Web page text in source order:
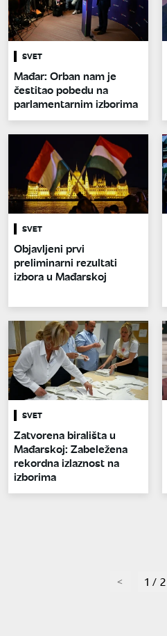
SVET
Mađar: Orban nam je
čestitao pobedu na
parlamentarnim izborima
SVET
Objavljeni prvi
preliminarni rezultati
izbora u Mađarskoj
SVET
Zatvorena birališta u
Mađarskoj: Zabeležena
rekordna izlaznost na
izborima
page1 / 2